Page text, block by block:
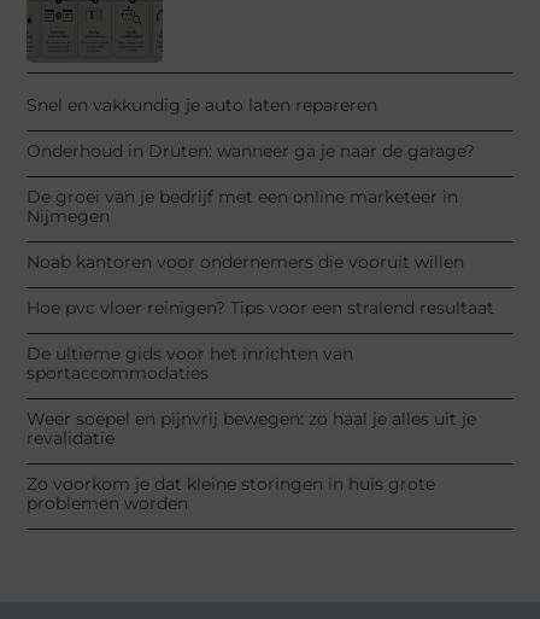
Snel en vakkundig je auto laten repareren
Onderhoud in Druten: wanneer ga je naar de garage?
De groei van je bedrijf met een online marketeer in
Nijmegen
Noab kantoren voor ondernemers die vooruit willen
Hoe pvc vloer reinigen? Tips voor een stralend resultaat
De ultieme gids voor het inrichten van
sportaccommodaties
Weer soepel en pijnvrij bewegen: zo haal je alles uit je
revalidatie
Zo voorkom je dat kleine storingen in huis grote
problemen worden